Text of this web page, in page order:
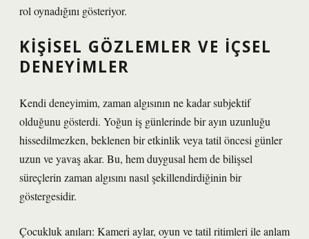
rol oynadığını gösteriyor.
KIŞISEL GÖZLEMLER VE İÇSEL
DENEYIMLER
Kendi deneyimim, zaman algısının ne kadar subjektif
olduğunu gösterdi. Yoğun iş günlerinde bir ayın uzunluğu
hissedilmezken, beklenen bir etkinlik veya tatil öncesi günler
uzun ve yavaş akar. Bu, hem duygusal hem de bilişsel
süreçlerin zaman algısını nasıl şekillendirdiğinin bir
göstergesidir.
Çocukluk anıları: Kameri aylar, oyun ve tatil ritimleri ile anlam